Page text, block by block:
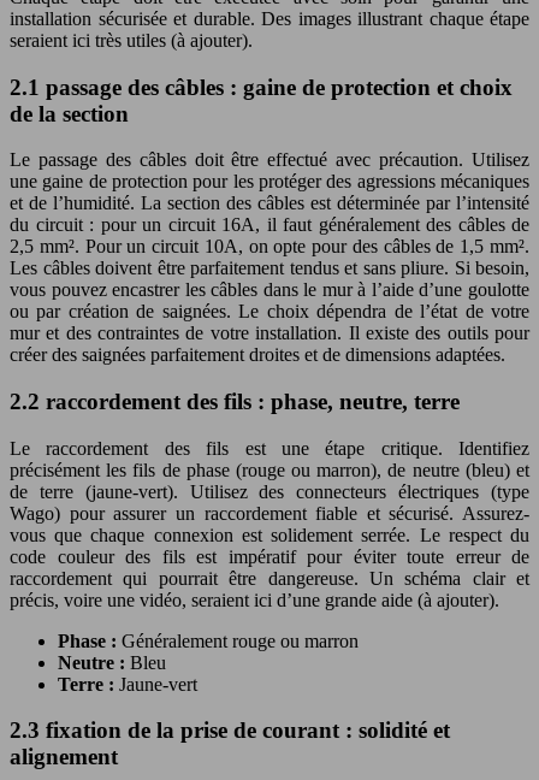
installation sécurisée et durable. Des images illustrant chaque étape
seraient ici très utiles (à ajouter).
2.1 passage des câbles : gaine de protection et choix
de la section
Le passage des câbles doit être effectué avec précaution. Utilisez
une gaine de protection pour les protéger des agressions mécaniques
et de l’humidité. La section des câbles est déterminée par l’intensité
du circuit : pour un circuit 16A, il faut généralement des câbles de
2,5 mm². Pour un circuit 10A, on opte pour des câbles de 1,5 mm².
Les câbles doivent être parfaitement tendus et sans pliure. Si besoin,
vous pouvez encastrer les câbles dans le mur à l’aide d’une goulotte
ou par création de saignées. Le choix dépendra de l’état de votre
mur et des contraintes de votre installation. Il existe des outils pour
créer des saignées parfaitement droites et de dimensions adaptées.
2.2 raccordement des fils : phase, neutre, terre
Le raccordement des fils est une étape critique. Identifiez
précisément les fils de phase (rouge ou marron), de neutre (bleu) et
de terre (jaune-vert). Utilisez des connecteurs électriques (type
Wago) pour assurer un raccordement fiable et sécurisé. Assurez-
vous que chaque connexion est solidement serrée. Le respect du
code couleur des fils est impératif pour éviter toute erreur de
raccordement qui pourrait être dangereuse. Un schéma clair et
précis, voire une vidéo, seraient ici d’une grande aide (à ajouter).
Phase : Généralement rouge ou marron
Neutre : Bleu
Terre : Jaune-vert
2.3 fixation de la prise de courant : solidité et
alignement